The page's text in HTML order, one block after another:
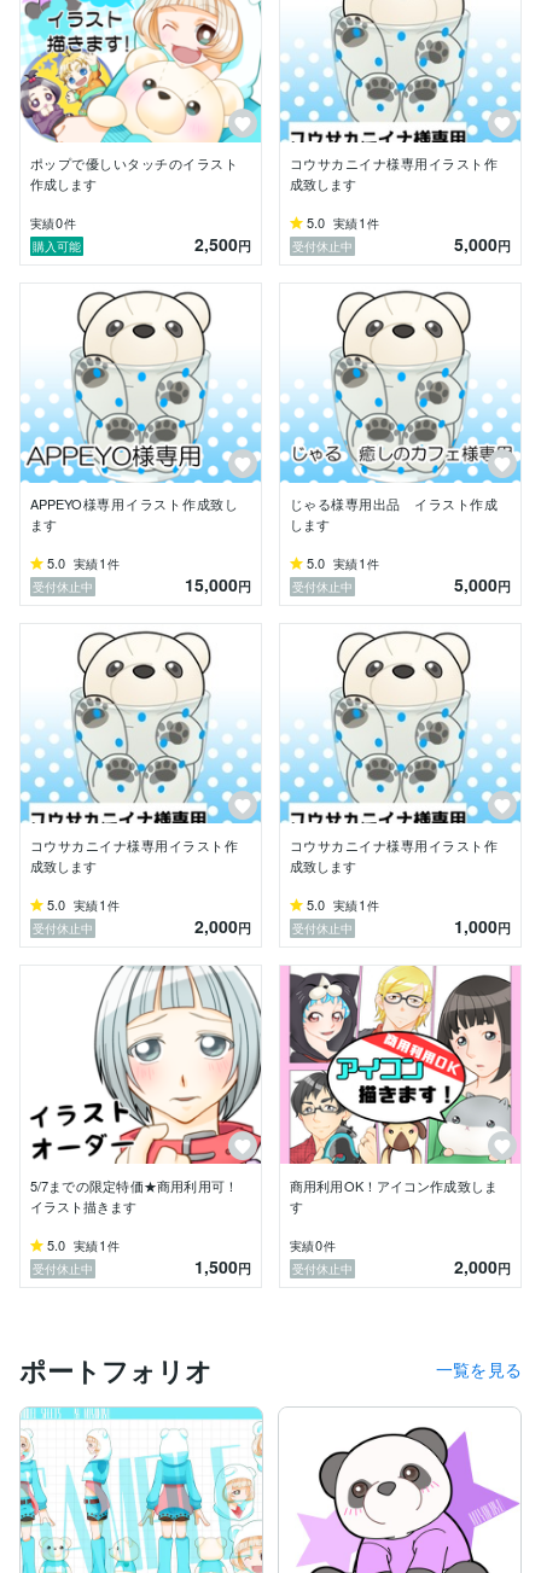
ポップで優しいタッチのイラスト
作成します
実績0件
購入可能
2,500円
コウサカニイナ様専用イラスト作
成致します
5.0 実績1 件
受付休止中
5,000円
APPEYO様専用イラスト作成致し
ます
5.0 実績1 件
受付休止中
15,000円
じゃる様専用出品 イラスト作成
します
5.0 実績1 件
受付休止中
5,000円
コウサカニイナ様専用イラスト作
成致します
5.0 実績1 件
受付休止中
2,000円
コウサカニイナ様専用イラスト作
成致します
5.0 実績1 件
受付休止中
1,000円
5/7までの限定特価★商用利用可！
イラスト描きます
5.0 実績1 件
受付休止中
1,500円
商用利用OK！アイコン作成致しま
す
実績0件
受付休止中
2,000円
ポートフォリオ 一覧を見る